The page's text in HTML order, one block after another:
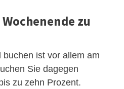
zu
ist vor allem am
Sie dagegen
zu zehn Prozent.